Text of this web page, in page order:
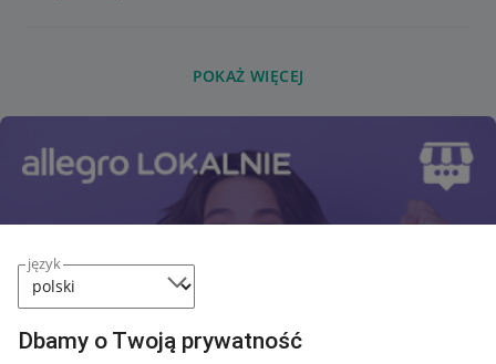
język
Dbamy o Twoją prywatność
POKAŻ WIĘCEJ